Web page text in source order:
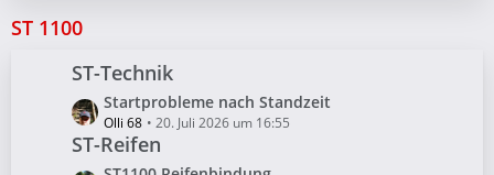
ä
e
e
t
r
ä
g
ST 1100
ST-Technik
L
e
t
z
Startprobleme nach Standzeit
Olli 68 20. Juli 2026 um 16:55
ST-Reifen